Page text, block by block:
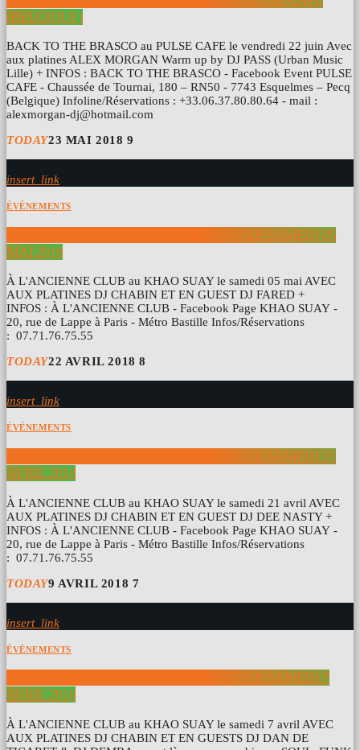
(BELGIQUE)
BACK TO THE BRASCO au PULSE CAFE le vendredi 22 juin Avec
aux platines ALEX MORGAN Warm up by DJ PASS (Urban Music
Lille) + INFOS : BACK TO THE BRASCO - Facebook Event PULSE
CAFE - Chaussée de Tournai, 180 – RN50 - 7743 Esquelmes – Pecq
(Belgique) Infoline/Réservations : +33.06.37.80.80.64 - mail :
alexmorgan-dj@hotmail.com
TODAY23 MAI 2018 9
insert_link
ÉVÉNEMENTS
À L’ANCIENNE CLUB AU KHAO SUAY LE SAMEDI 05
MAI 2018
À L'ANCIENNE CLUB au KHAO SUAY le samedi 05 mai AVEC
AUX PLATINES DJ CHABIN ET EN GUEST DJ FARED +
INFOS : À L'ANCIENNE CLUB - Facebook Page KHAO SUAY -
20, rue de Lappe à Paris - Métro Bastille Infos/Réservations
: 07.71.76.75.55
TODAY22 AVRIL 2018 8
insert_link
ÉVÉNEMENTS
À L’ANCIENNE CLUB AU KHAO SUAY LE SAMEDI 21
AVRIL 2018
À L'ANCIENNE CLUB au KHAO SUAY le samedi 21 avril AVEC
AUX PLATINES DJ CHABIN ET EN GUEST DJ DEE NASTY +
INFOS : À L'ANCIENNE CLUB - Facebook Page KHAO SUAY -
20, rue de Lappe à Paris - Métro Bastille Infos/Réservations
: 07.71.76.75.55
TODAY9 AVRIL 2018 7
insert_link
ÉVÉNEMENTS
À L’ANCIENNE CLUB AU KHAO SUAY LE SAMEDI 7
AVRIL 2018
À L'ANCIENNE CLUB au KHAO SUAY le samedi 7 avril AVEC
AUX PLATINES DJ CHABIN ET EN GUESTS DJ DAN DE